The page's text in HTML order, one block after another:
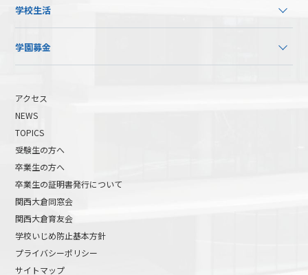
学校生活
学園募金
アクセス
NEWS
TOPICS
受験生の方へ
卒業生の方へ
卒業生の証明書発行について
関西大倉同窓会
関西大倉育友会
学校いじめ防止基本方針
プライバシーポリシー
サイトマップ